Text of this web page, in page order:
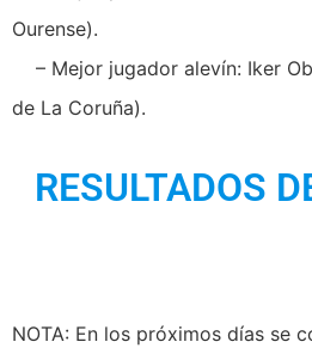
Ourense).
– Mejor jugador alevín: Iker
de La Coruña).
RESULTADOS
NOTA: En los próximos días se